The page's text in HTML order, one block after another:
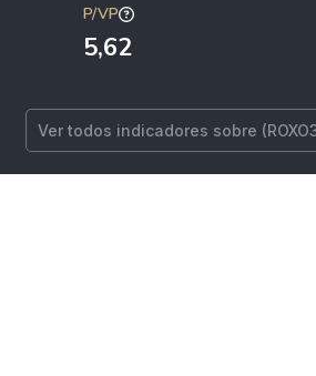
P/VP
5,62
Ver todos indicadores sobre